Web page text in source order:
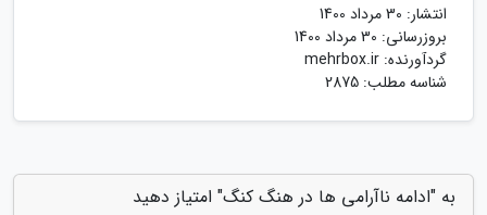
انتشار: 30 مرداد 1400
بروزرسانی: 30 مرداد 1400
گردآورنده: mehrbox.ir
شناسه مطلب: 2875
به "ادامه ناآرامی ها در هنگ کنگ" امتیاز دهید